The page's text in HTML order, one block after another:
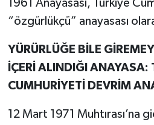
1961 Anayasası, Türkiye
“özgürlükçü” anayasası
YÜRÜRLÜĞE BİLE
İÇERİ ALINDIĞI ANAYASA:
CUMHURİYETİ DEVRİM
12 Mart 1971 Muhtırası’na